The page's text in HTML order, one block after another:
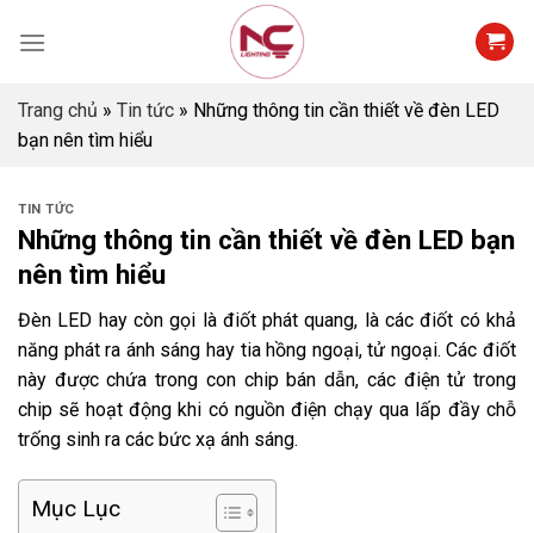
Trang chủ » Tin tức » Những thông tin cần thiết về đèn LED
bạn nên tìm hiểu
TIN TỨC
Những thông tin cần thiết về đèn LED bạn
nên tìm hiểu
Đèn LED hay còn gọi là điốt phát quang, là các điốt có khả
năng phát ra ánh sáng hay tia hồng ngoại, tử ngoại. Các điốt
này được chứa trong con chip bán dẫn, các điện tử trong
chip sẽ hoạt động khi có nguồn điện chạy qua lấp đầy chỗ
trống sinh ra các bức xạ ánh sáng.
Mục Lục